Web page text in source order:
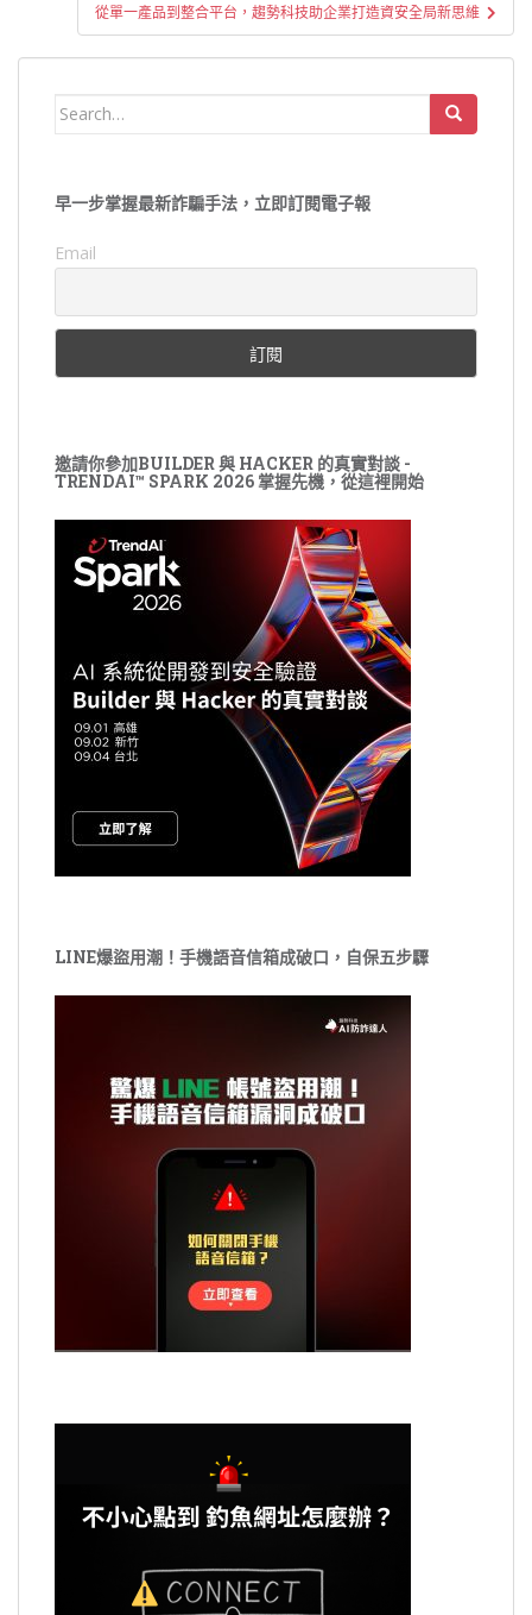
從單一產品到整合平台，趨勢科技助企業打造資安全局新思維
Search
早一步掌握最新詐騙手法，立即訂閱電子報
Email
邀請你參加BUILDER 與 HACKER 的真實對談 -
TRENDAI™ SPARK 2026 掌握先機，從這裡開始
LINE爆盜用潮！手機語音信箱成破口，自保五步驟